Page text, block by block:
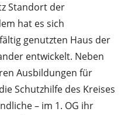
Standort der
hat es sich
genutzten Haus der
entwickelt. Neben
Ausbildungen für
Schutzhilfe des Kreises
– im 1. OG ihr